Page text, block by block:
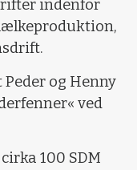
indenfor
og Henny
ved
100 SDM